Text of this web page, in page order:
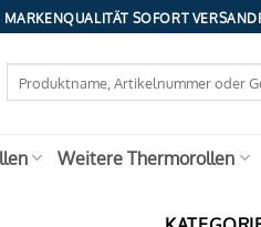
MARKENQUALITÄT SOFORT
nach:
Weitere Thermorollen